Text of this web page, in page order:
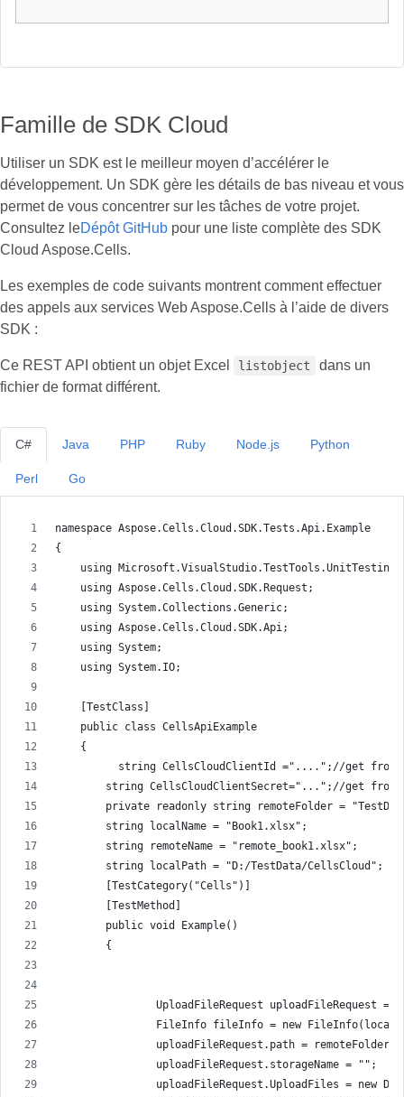
Famille de SDK Cloud
Utiliser un SDK est le meilleur moyen d’accélérer le
développement. Un SDK gère les détails de bas niveau et vous
permet de vous concentrer sur les tâches de votre projet.
Consultez leDépôt GitHub pour une liste complète des SDK
Cloud Aspose.Cells.
Les exemples de code suivants montrent comment effectuer
des appels aux services Web Aspose.Cells à l’aide de divers
SDK :
Ce REST API obtient un objet Excel listobject
dans un
fichier de format différent.
C#
namespace Aspose.Cells.Cloud.SDK.Tests.Api.Example
{
    using Microsoft.VisualStudio.TestTools.UnitTesting;
    using Aspose.Cells.Cloud.SDK.Request;
    using System.Collections.Generic;
    using Aspose.Cells.Cloud.SDK.Api;
    using System;
    using System.IO;
    [TestClass]
    public class CellsApiExample
    {
string CellsCloudClientId ="....";//get
string CellsCloudClientSecret="...";//get
private readonly string remoteFolder =
        string localName = "Book1.xlsx";
        string remoteName = "remote_book1.xlsx";
        string localPath = "D:/TestData/CellsCloud";
        [TestCategory("Cells")]
        [TestMethod]
        public void Example()
        {
UploadFileRequest uploadFileRequest =
FileInfo fileInfo = new
uploadFileRequest.path = remoteFolder
                uploadFileRequest.storageName = "";
uploadFileRequest.UploadFiles = new
Java PHP Ruby Node.js Python
Perl Go